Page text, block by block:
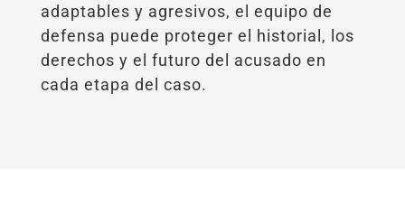
adaptables y agresivos, el equipo de
defensa puede proteger el historial, los
derechos y el futuro del acusado en
cada etapa del caso.